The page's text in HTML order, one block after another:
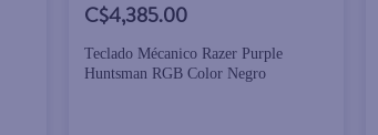
C$4,385.00
Teclado Mécanico Razer Purple
Huntsman RGB Color Negro